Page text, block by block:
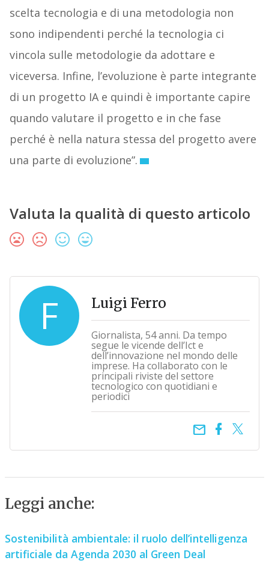
scelta tecnologia e di una metodologia non
sono indipendenti perché la tecnologia ci
vincola sulle metodologie da adottare e
viceversa. Infine, l’evoluzione è parte integrante
di un progetto IA e quindi è importante capire
quando valutare il progetto e in che fase
perché è nella natura stessa del progetto avere
una parte di evoluzione”.
Valuta la qualità di questo articolo
F Luigi Ferro
Giornalista, 54 anni. Da tempo
segue le vicende dell’Ict e
dell’innovazione nel mondo delle
imprese. Ha collaborato con le
principali riviste del settore
tecnologico con quotidiani e
periodici
email
Leggi anche:
Sostenibilità ambientale: il ruolo dell’intelligenza
artificiale da Agenda 2030 al Green Deal